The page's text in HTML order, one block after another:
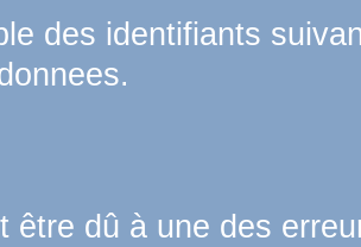
des identifiants
être dû à une des